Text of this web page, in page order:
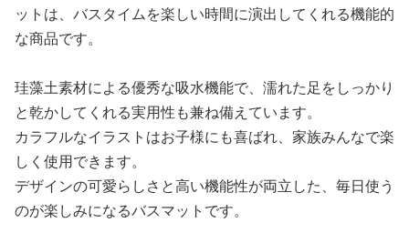
ットは、バスタイムを楽しい時間に演出してくれる機能的
な商品です。
珪藻土素材による優秀な吸水機能で、濡れた足をしっかり
と乾かしてくれる実用性も兼ね備えています。
カラフルなイラストはお子様にも喜ばれ、家族みんなで楽
しく使用できます。
デザインの可愛らしさと高い機能性が両立した、毎日使う
のが楽しみになるバスマットです。